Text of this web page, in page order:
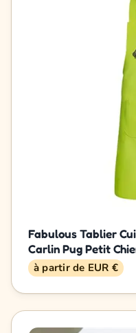
Fabulous Tablier
Carlin Pug Petit
à partir de EUR €